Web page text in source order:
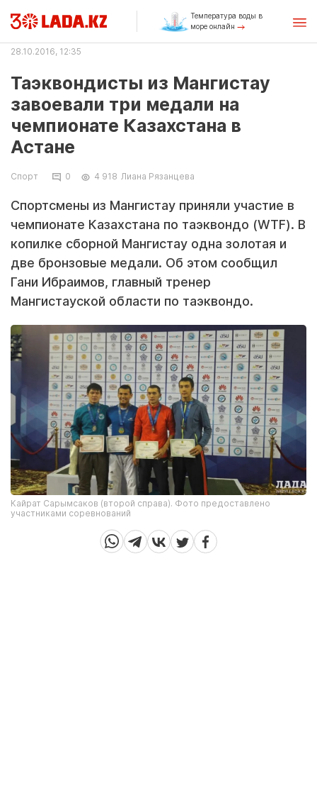
Температура воды в
море онлайн
28.10.2016, 12:35
Таэквондисты из Мангистау
завоевали три медали на
чемпионате Казахстана в
Астане
Спорт 0 4 918 Лиана Рязанцева
Спортсмены из Мангистау приняли участие в
чемпионате Казахстана по таэквондо (WTF). В
копилке сборной Мангистау одна золотая и
две бронзовые медали. Об этом сообщил
Гани Ибраимов, главный тренер
Мангистауской области по таэквондо.
Кайрат Сарымсаков (второй справа). Фото предоставлено
участниками соревнований